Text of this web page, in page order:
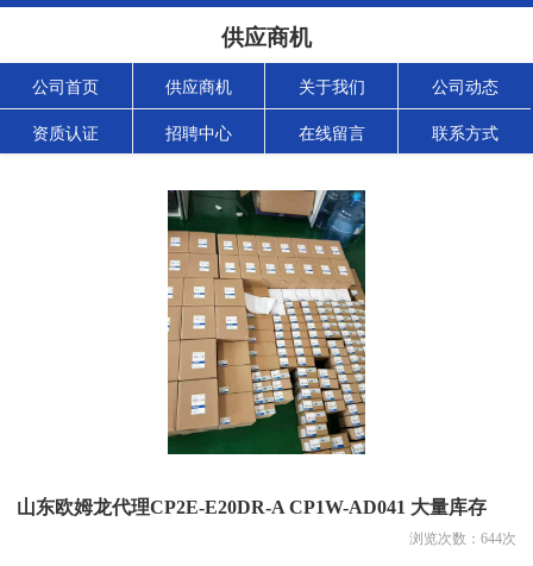
供应商机
公司首页 供应商机 关于我们 公司动态
资质认证 招聘中心 在线留言 联系方式
山东欧姆龙代理CP2E-E20DR-A CP1W-AD041 大量库存
浏览次数： 644次